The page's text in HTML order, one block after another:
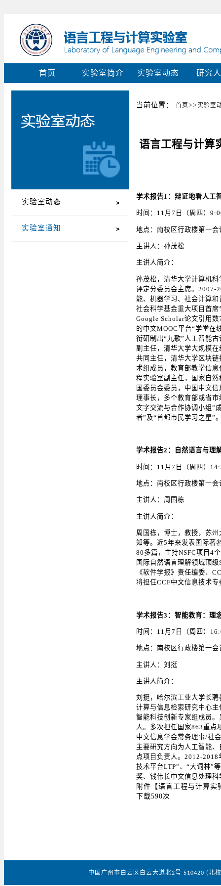
首页 实验室简介 实验室动态 研究
实验室动态
实验室通知
当前位置： 首页>>实验室
语言工程与计算
学术报告1：辩证地看人工
时间：11月7日（周四）
地点：南校区行政楼第一会
主讲人：孙茂松
主讲人简介：
孙茂松，清华大学计算机
评定分委员会主席。2007-
能、机器学习、社会计算
社会科学基金重大项目首
Google Scholar论文引用
的中文MOOC平台“学堂
衔研制出“九歌”人工智能
副主任，清华大学大规模
共同主任，清华大学区块
术组成员，教育部教学信
程实验室副主任，国家自
国委员会委员，中国中文
理事长，多个教育部或省
文字交流与合作协调小组”
者”及“首都市民学习之星”
学术报告2：自然语言与理
时间：11月7日（周四）
地点：南校区行政楼第一会
主讲人：周国栋
主讲人简介：
周国栋，博士，教授，苏
知等。近5年来发表国际著
80多篇，主持NSFC项目4
国际自然语言理解领域顶
《软件学报》责任编委、
将担任CCF中文信息技术
学术报告3：智能教育：理
时间：11月7日（周四）
地点：南校区行政楼第一会
主讲人：刘挺
主讲人简介：
刘挺，哈尔滨工业大学长
计算与信息检索研究中心
智能科技创新专家组成员
人。多次担任国家863重点
中文信息学会常务理事/社
主要研究方向为人工智能
点项目负责人。2012-
技术平台LTP”、“大词林”
奖、钱伟长中文信息处理
附件【语言工程与计算实
下载590次
中国广州市白云区白云大道北2号 510420 (北